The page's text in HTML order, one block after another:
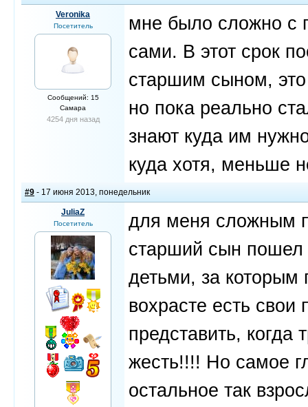
Veronika
Посетитель
Сообщений: 15
Самара
4254 дня назад
мне было сложно с
сами. В этот срок
старшим сыном,
но пока реально
знают куда им
куда хотя, меньше
#9 - 17 июня 2013, понедельник
JuliaZ
Посетитель
для меня сложным
старший сын пошел
детьми, за которым
вохрасте есть свои
представить, когда
жесть!!!! Но самое
остальное так